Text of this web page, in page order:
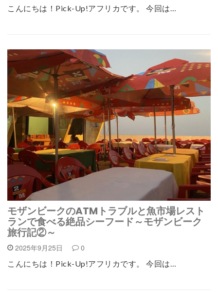
こんにちは！Pick-Up!アフリカです。 今回は…
モザンビークのATMトラブルと魚市場レスト
ランで食べる絶品シーフード～モザンビーク
旅行記②～
2025年9月25日 0
こんにちは！Pick-Up!アフリカです。 今回は…